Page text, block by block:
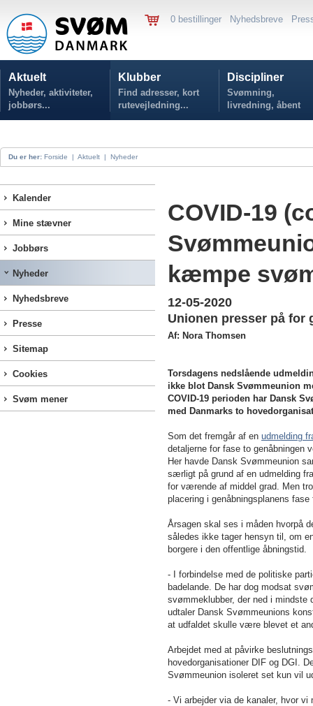
0 bestillinger Nyhedsbreve
Aktuelt
Nyheder, aktiviteter,
jobbørs...
Klubber
Find adresser, kort
rutevejledning...
Discipliner
Svømning,
livredning, åbent
vand...
Du er her: Forside | Aktuelt | Nyheder
Kalender
Mine stævner
Jobbørs
Nyheder
Nyhedsbreve
Presse
Sitemap
Cookies
Svøm mener
COVID-19
kæmpe
12-05-2020
Unionen presser på for
Af: Nora Thomsen
Torsdagens nedslående
ikke blot Dansk Svømmeunion
COVID-19 perioden har Dansk
med Danmarks to
Som det fremgår af en udmelding
detaljerne for fase to genåbningen
Her havde Dansk Svømmeunion
særligt på grund af en udmelding
for værende af middel grad. Men
placering i genåbningsplanens fase
Årsagen skal ses i måden hvorpå
således ikke tager hensyn til, om
borgere i den offentlige åbningstid.
- I forbindelse med de politiske
badelande. De har dog modsat
svømmeklubber, der ned i mindste
udtaler Dansk Svømmeunions
at udfaldet skulle være blevet et
Arbejdet med at påvirke
hovedorganisationer DIF og DGI.
Svømmeunion isoleret set kun vil
- Vi arbejder via de kanaler, hvor